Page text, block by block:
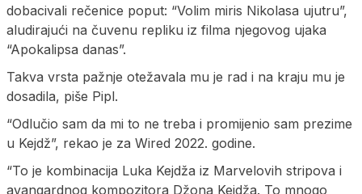
dobacivali rečenice poput: “Volim miris Nikolasa ujutru”,
aludirajući na čuvenu repliku iz filma njegovog ujaka
“Apokalipsa danas”.
Takva vrsta pažnje otežavala mu je rad i na kraju mu je
dosadila, piše Pipl.
“Odlučio sam da mi to ne treba i promijenio sam prezime
u Kejdž”, rekao je za Wired 2022. godine.
“To je kombinacija Luka Kejdža iz Marvelovih stripova i
avangardnog kompozitora Džona Kejdža. To mnogo